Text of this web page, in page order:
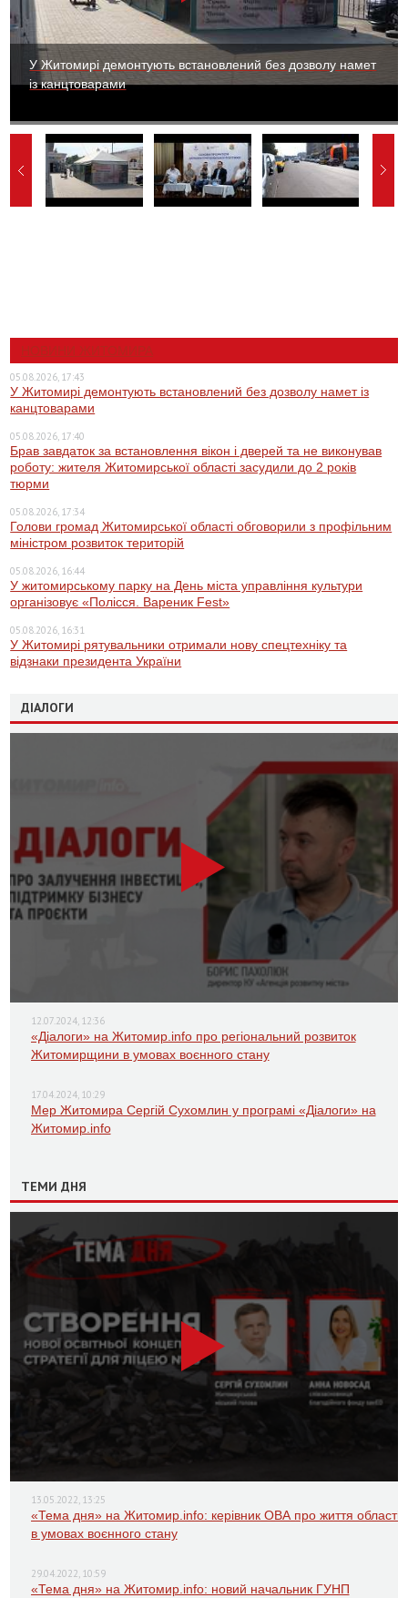
У Житомирі демонтують встановлений без дозволу намет
із канцтоварами
НОВИНИ ЖИТОМИРА
05.08.2026, 17:43
У Житомирі демонтують встановлений без дозволу намет із
канцтоварами
05.08.2026, 17:40
Брав завдаток за встановлення вікон і дверей та не виконував
роботу: жителя Житомирської області засудили до 2 років
тюрми
05.08.2026, 17:34
Голови громад Житомирської області обговорили з профільним
міністром розвиток територій
05.08.2026, 16:44
У житомирському парку на День міста управління культури
організовує «Полісся. Вареник Fest»
05.08.2026, 16:31
У Житомирі рятувальники отримали нову спецтехніку та
відзнаки президента України
ДІАЛОГИ
12.07.2024, 12:36
«Діалоги» на Житомир.info про регіональний розвиток
Житомирщини в умовах воєнного стану
17.04.2024, 10:29
Мер Житомира Сергій Сухомлин у програмі «Діалоги» на
Житомир.info
ТЕМИ ДНЯ
13.05.2022, 13:25
«Тема дня» на Житомир.info: керівник ОВА про життя області
в умовах воєнного стану
29.04.2022, 10:59
«Тема дня» на Житомир.info: новий начальник ГУНП